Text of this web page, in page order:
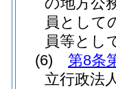
員として
員等とし
(6)
第8条
立行政法